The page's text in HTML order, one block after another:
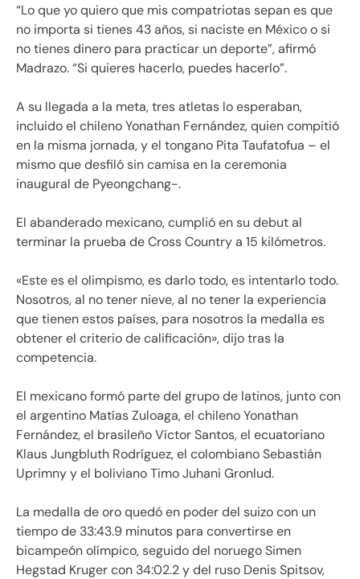
“Lo que yo quiero que mis compatriotas sepan es que
no importa si tienes 43 años, si naciste en México o si
no tienes dinero para practicar un deporte”, afirmó
Madrazo. “Si quieres hacerlo, puedes hacerlo”.
A su llegada a la meta, tres atletas lo esperaban,
incluido el chileno Yonathan Fernández, quien compitió
en la misma jornada, y el tongano Pita Taufatofua – el
mismo que desfiló sin camisa en la ceremonia
inaugural de Pyeongchang-.
El abanderado mexicano, cumplió en su debut al
terminar la prueba de Cross Country a 15 kilómetros.
«Este es el olimpismo, es darlo todo, es intentarlo todo.
Nosotros, al no tener nieve, al no tener la experiencia
que tienen estos países, para nosotros la medalla es
obtener el criterio de calificación», dijo tras la
competencia.
El mexicano formó parte del grupo de latinos, junto con
el argentino Matías Zuloaga, el chileno Yonathan
Fernández, el brasileño Víctor Santos, el ecuatoriano
Klaus Jungbluth Rodríguez, el colombiano Sebastián
Uprimny y el boliviano Timo Juhani Gronlud.
La medalla de oro quedó en poder del suizo con un
tiempo de 33:43.9 minutos para convertirse en
bicampeón olímpico, seguido del noruego Simen
Hegstad Kruger con 34:02.2 y del ruso Denis Spitsov,